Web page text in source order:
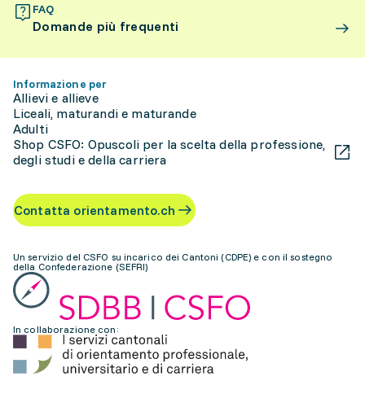
FAQ
Domande più frequenti
Informazione per
Allievi e allieve
Liceali, maturandi e maturande
Adulti
Shop CSFO: Opuscoli per la scelta della professione,
degli studi e della carriera
Contatta orientamento.ch
Un servizio del CSFO su incarico dei Cantoni (CDPE) e con il sostegno
della Confederazione (SEFRI)
In collaborazione con: